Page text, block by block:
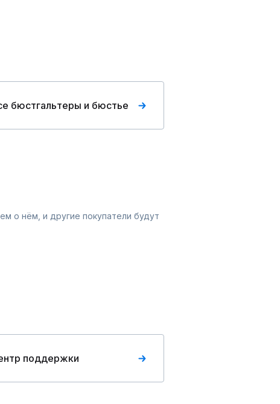
бюстгальтеры и бюстье
о нём, и другие покупатели будут
поддержки